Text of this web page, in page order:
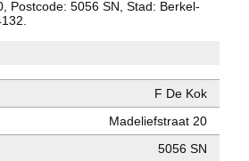
Postcode: 5056 SN, Stad: Berkel-
F De Kok
Madeliefstraat 20
5056 SN